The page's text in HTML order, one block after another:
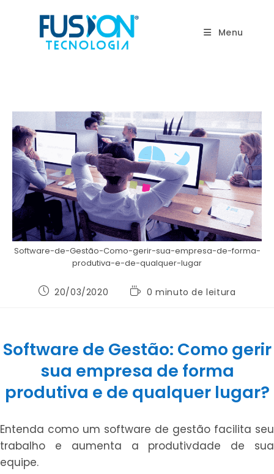
Menu
Software-de-Gestão-Como-gerir-sua-empresa-de-forma-
produtiva-e-de-qualquer-lugar
Post20/03/2020
Tempo0 minuto de leitura
Software de Gestão: Como gerir
sua empresa de forma
produtiva e de qualquer lugar?
Entenda como um software de gestão facilita seu
trabalho e aumenta a produtivdade de sua
equipe.